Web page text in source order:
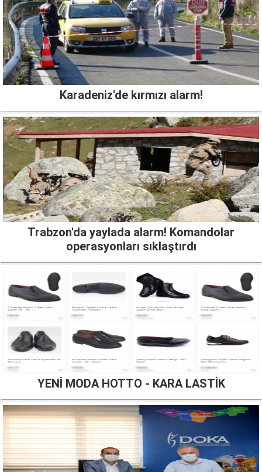
Karadeniz'de kırmızı alarm!
Trabzon'da yaylada alarm! Komandolar
operasyonları sıklaştırdı
YENİ MODA HOTTO - KARA LASTİK